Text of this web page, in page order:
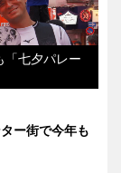
「七夕パレー
ー街で今年も